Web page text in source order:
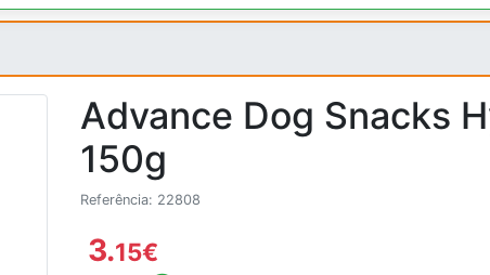
Advance Dog Snacks
150g
Referência: 22808
3.15€